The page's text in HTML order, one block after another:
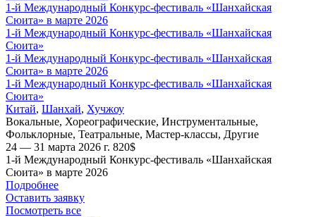
1-й Международный Конкурс-фестиваль «Шанхайская
Сюита» в марте 2026
1-й Международный Конкурс-фестиваль «Шанхайская
Сюита»
1-й Международный Конкурс-фестиваль «Шанхайская
Сюита» в марте 2026
1-й Международный Конкурс-фестиваль «Шанхайская
Сюита»
Китай, Шанхай, Хучжоу
Вокальные, Хореографические, Инструментальные,
Фольклорные, Театральные, Мастер-классы, Другие
24 — 31 марта 2026 г. 820$
1-й Международный Конкурс-фестиваль «Шанхайская
Сюита» в марте 2026
Подробнее
Оставить заявку
Посмотреть все